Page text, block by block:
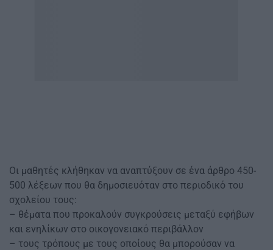
Οι μαθητές κλήθηκαν να αναπτύξουν σε ένα άρθρο 450-
500 λέξεων που θα δημοσιευόταν στο περιοδικό του
σχολείου τους:
– θέματα που προκαλούν συγκρούσεις μεταξύ εφήβων
και ενηλίκων στο οικογονειακό περιβάλλον
– τους τρόπους με τους οποίους θα μπορούσαν να